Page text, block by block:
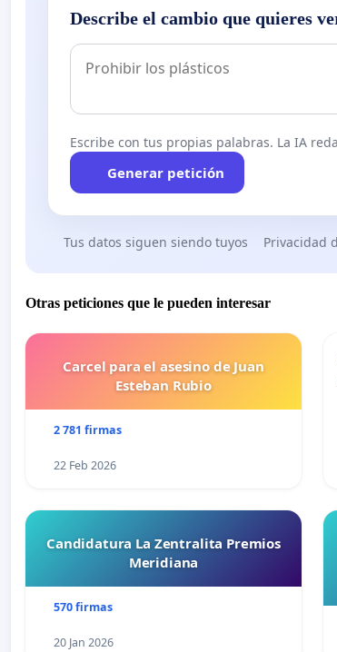
Describe el cambio que quieres
Escribe con tus propias palabras. La IA
Generar petición
Tus datos siguen siendo tuyos Privacidad
Otras peticiones que le pueden interesar
Carcel para el asesino de Juan
Esteban Rubio
2 781 firmas
22 Feb 2026
Candidatura La Zentralita Premios
Meridiana
570 firmas
20 Jan 2026